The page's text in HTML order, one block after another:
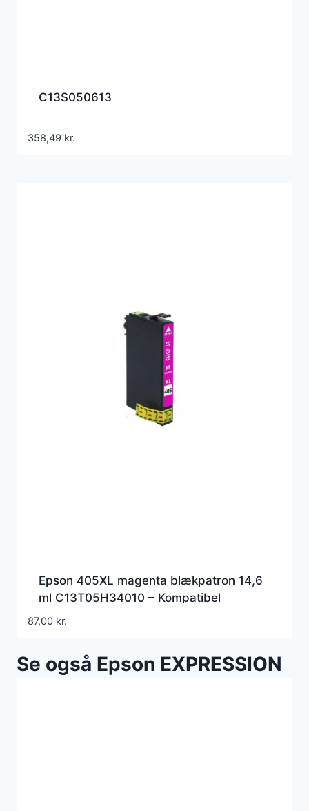
C13S050613
358,49 kr.
Epson 405XL magenta blækpatron 14,6
ml C13T05H34010 – Kompatibel
87,00 kr.
Se også Epson EXPRESSION